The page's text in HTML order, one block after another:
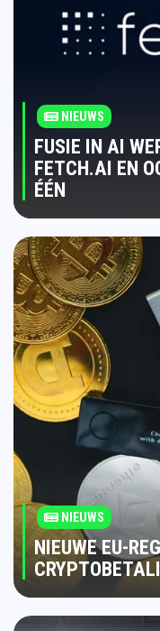
NIEUWS
FUSIE IN AI
FETCH.AI EN
ÉÉN
NIEUWS
NIEUWE EU-